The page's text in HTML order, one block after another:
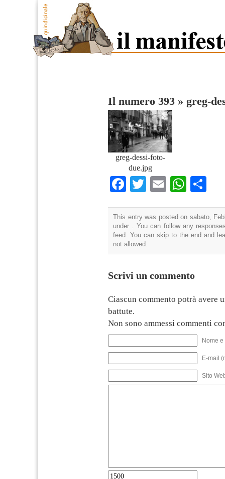
Il numero 393 » greg-
greg-dessi-foto-
due.jpg
Facebook
TwitterEmail
This entry was posted on sabato,
under . You can follow any
feed. You can skip to the end and
not allowed.
Scrivi un commento
Ciascun commento potrà avere
battute.
Non sono ammessi commenti
Nome
E-mail
Sito